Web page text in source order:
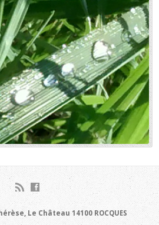
Le Château 14100 ROCQUES